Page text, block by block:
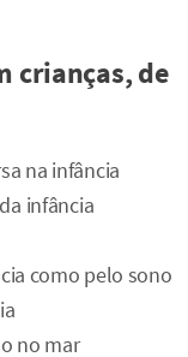
crianças, de
na infância
infância
como pelo sono
no mar